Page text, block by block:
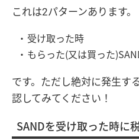
これは2パターンあります。
受け取った時
もらった(又は買った
です。ただし絶対に発生す
認してみてください！
SANDを受け取った時に